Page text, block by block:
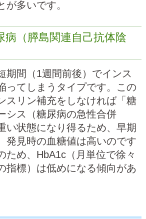
が多いです。
病（膵島関連自己抗体陰
期間（1週間前後）でインス
ってしまうタイプです。この
スリン補充をしなければ「糖
シス（糖尿病の急性合併
い状態になり得るため、早期
発見時の血糖値は高いのです
ため、HbA1c（月単位で徐々
指標）は低めになる傾向があ